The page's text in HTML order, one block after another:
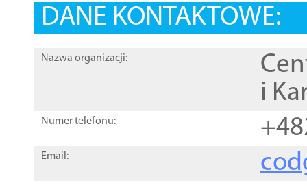
DANE KONTAKTOWE:
Nazwa organizacji:
i
Numer telefonu:
Email: